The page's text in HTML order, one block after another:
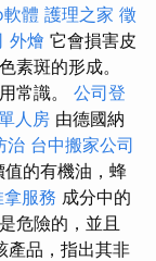
體 護理之家 徵
外燴 它會損害皮
素斑的形成。
常識。 公司登
人房 由德國納
治 台中搬家公司
值的有機油，蜂
服務 成分中的
危險的，並且
產品，指出其非